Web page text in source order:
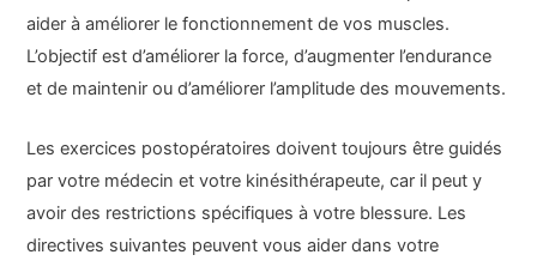
aider à améliorer le fonctionnement de vos muscles.
L’objectif est d’améliorer la force, d’augmenter l’endurance
et de maintenir ou d’améliorer l’amplitude des mouvements.
Les exercices postopératoires doivent toujours être guidés
par votre médecin et votre kinésithérapeute, car il peut y
avoir des restrictions spécifiques à votre blessure. Les
directives suivantes peuvent vous aider dans votre